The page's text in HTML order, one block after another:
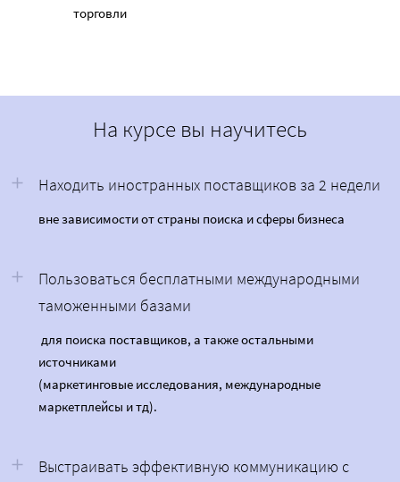
торговли
На курсе вы научитесь
Находить иностранных поставщиков за 2 недели
вне зависимости от страны поиска и сферы бизнеса
Пользоваться бесплатными международными
таможенными базами
для поиска поставщиков, а также остальными
источниками
(маркетинговые исследования, международные
маркетплейсы и тд).
Выстраивать эффективную коммуникацию с